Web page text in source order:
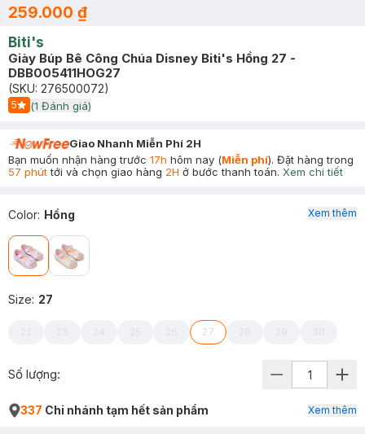
259.000 ₫
Biti's
Giày Búp Bê Công Chúa Disney Biti's Hồng 27 -
DBB005411HOG27
(SKU: 276500072)
5
Start Icon
(1 Đánh giá)
Giao Nhanh Miễn Phí 2H
Bạn muốn nhận hàng trước 17h hôm nay (Miễn phí). Đặt hàng trong
57 phúttới và chọn giao hàng 2H ở bước thanh toán. Xem chi tiết
Color: Hồng
Size: 27
22 23 24 25 26 27 28 29 30
Xem thêm
Số lượng:
337 Chi nhánh tạm hết sản phẩm Xem thêm